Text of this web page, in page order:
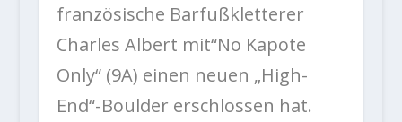
französische Barfußkletterer
Charles Albert mit“No Kapote
Only“ (9A) einen neuen „High-
End“-Boulder erschlossen hat.